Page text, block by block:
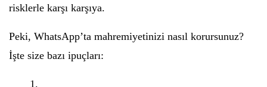
risklerle karşı karşıya.
Peki, WhatsApp’ta mahremiyetinizi nasıl korursunuz?
İşte size bazı ipuçları: